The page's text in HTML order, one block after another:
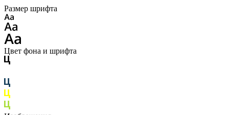
Размер шрифта
Цвет фона и шрифта